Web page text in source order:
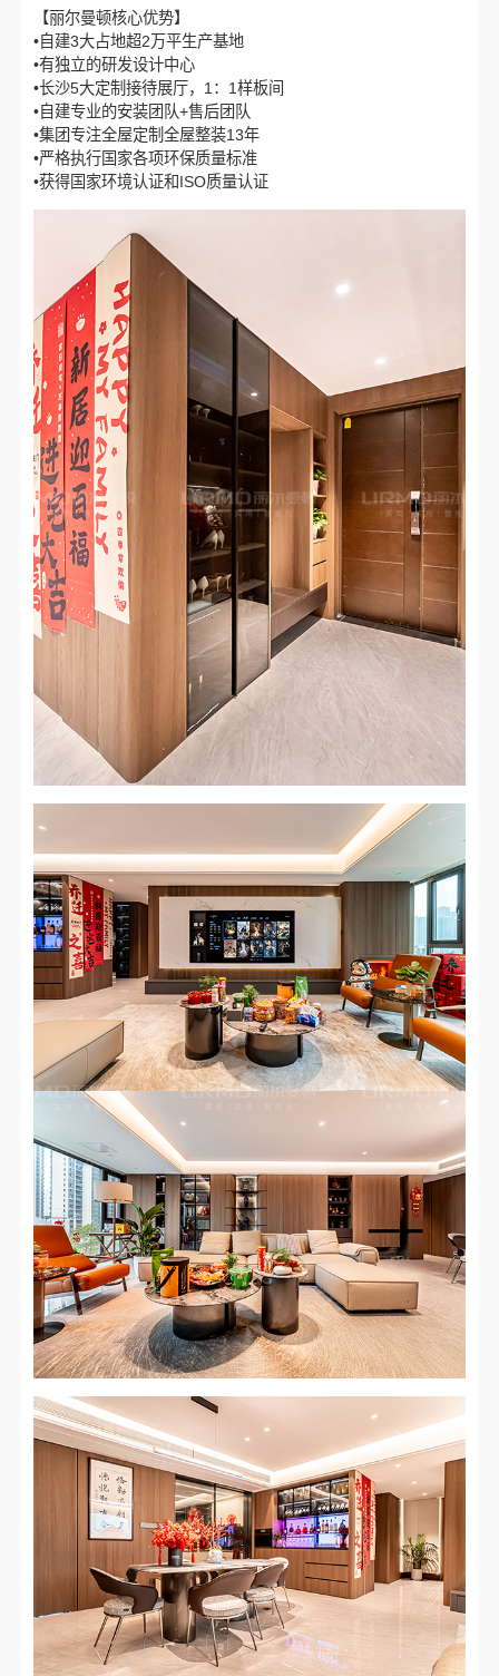
【丽尔曼顿核心优势】
•自建3大占地超2万平生产基地
•有独立的研发设计中心
•长沙5大定制接待展厅，1：1样板间
•自建专业的安装团队+售后团队
•集团专注全屋定制全屋整装13年
•严格执行国家各项环保质量标准
•获得国家环境认证和ISO质量认证